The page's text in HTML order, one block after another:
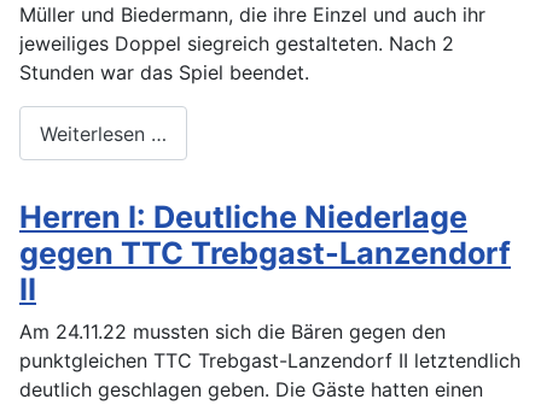
Müller und Biedermann, die ihre Einzel und auch ihr
jeweiliges Doppel siegreich gestalteten. Nach 2
Stunden war das Spiel beendet.
Weiterlesen …
Herren I: Deutliche Niederlage
gegen TTC Trebgast-Lanzendorf
II
Am 24.11.22 mussten sich die Bären gegen den
punktgleichen TTC Trebgast-Lanzendorf II letztendlich
deutlich geschlagen geben. Die Gäste hatten einen